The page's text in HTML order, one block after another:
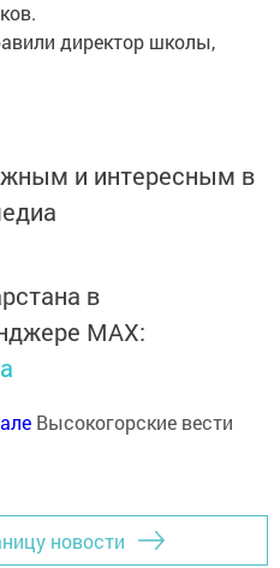
директор школы,
и интересным в
в
MАХ:
Высокогорские вести
новости